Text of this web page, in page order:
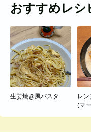
おすすめレシ
生姜焼き風パスタ
レ
(マ